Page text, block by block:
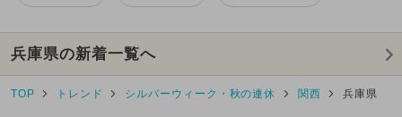
兵庫県の新着一覧へ
TOP トレンド シルバーウィーク・秋の連休 関西 兵庫県